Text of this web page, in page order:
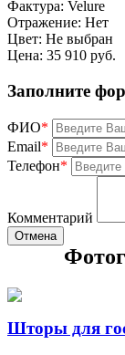
Фактура: Velure
Отражение: Нет
Цвет: Не выбран
Цена: 35 910 руб.
Заполните
ФИО*
Email*
Телефон*
Комментарий
Отмена
Шторы для